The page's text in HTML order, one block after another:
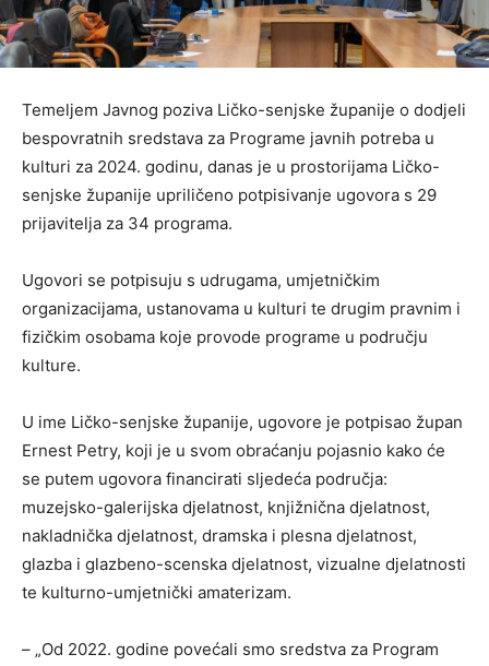
Temeljem Javnog poziva Ličko-senjske županije o dodjeli
bespovratnih sredstava za Programe javnih potreba u
kulturi za 2024. godinu, danas je u prostorijama Ličko-
senjske županije upriličeno potpisivanje ugovora s 29
prijavitelja za 34 programa.
Ugovori se potpisuju s udrugama, umjetničkim
organizacijama, ustanovama u kulturi te drugim pravnim i
fizičkim osobama koje provode programe u području
kulture.
U ime Ličko-senjske županije, ugovore je potpisao župan
Ernest Petry, koji je u svom obraćanju pojasnio kako će
se putem ugovora financirati sljedeća područja:
muzejsko-galerijska djelatnost, knjižnična djelatnost,
nakladnička djelatnost, dramska i plesna djelatnost,
glazba i glazbeno-scenska djelatnost, vizualne djelatnosti
te kulturno-umjetnički amaterizam.
– „Od 2022. godine povećali smo sredstva za Program